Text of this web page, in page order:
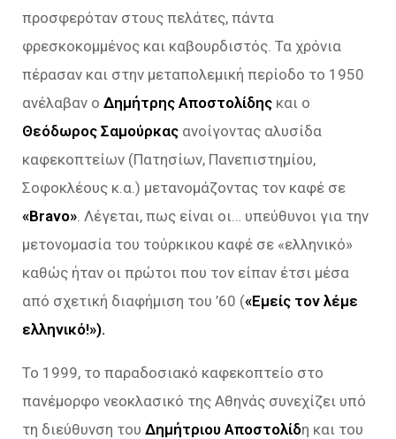
προσφερόταν στους πελάτες, πάντα
φρεσκοκομμένος και καβουρδιστός. Τα χρόνια
πέρασαν και στην μεταπολεμική περίοδο το 1950
ανέλαβαν ο Δημήτρης Αποστολίδης και ο
Θεόδωρος Σαμούρκας ανοίγοντας αλυσίδα
καφεκοπτείων (Πατησίων, Πανεπιστημίου,
Σοφοκλέους κ.α.) μετανομάζοντας τον καφέ σε
«Bravo» . Λέγεται, πως είναι οι… υπεύθυνοι για την
μετονομασία του τούρκικου καφέ σε «ελληνικό»
καθώς ήταν οι πρώτοι που τον είπαν έτσι μέσα
από σχετική διαφήμιση του ’60 («Εμείς τον λέμε
ελληνικό!»).
Το 1999, το παραδοσιακό καφεκοπτείο στο
πανέμορφο νεοκλασικό της Αθηνάς συνεχίζει υπό
τη διεύθυνση του Δημήτριου Αποστολίδη και του